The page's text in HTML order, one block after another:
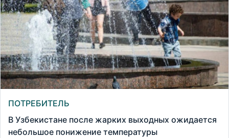
ПОТРЕБИТЕЛЬ
В Узбекистане после жарких выходных ожидается
небольшое понижение температуры